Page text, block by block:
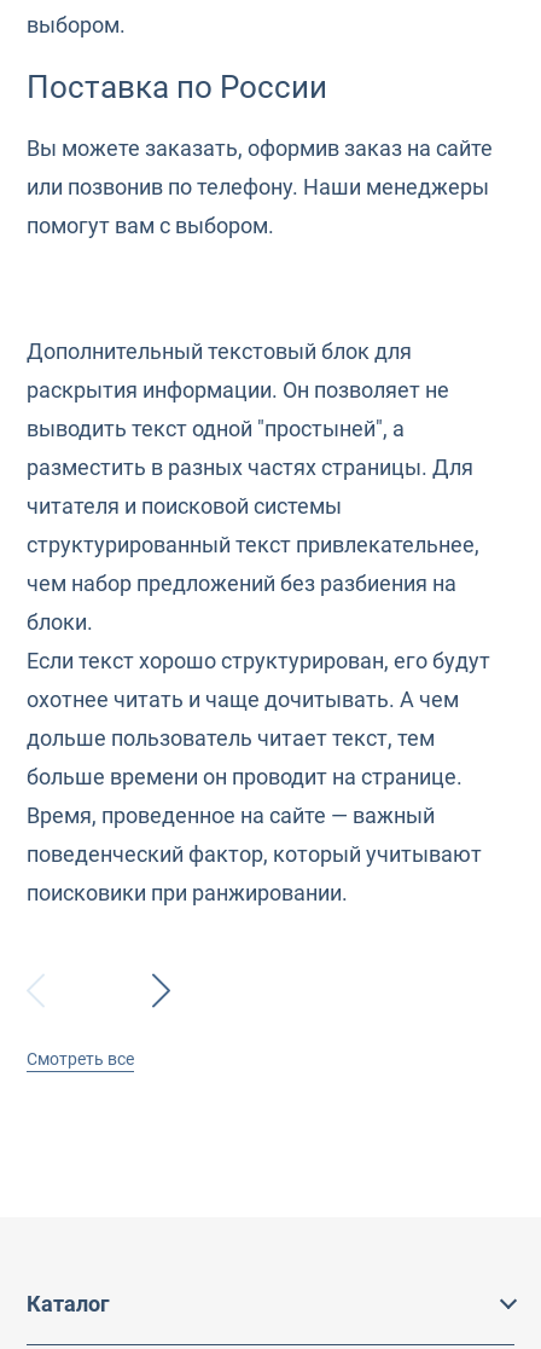
выбором.
Поставка по России
Вы можете заказать, оформив заказ на сайте
или позвонив по телефону. Наши менеджеры
помогут вам с выбором.
Дополнительный текстовый блок для
раскрытия информации. Он позволяет не
выводить текст одной "простыней", а
разместить в разных частях страницы. Для
читателя и поисковой системы
структурированный текст привлекательнее,
чем набор предложений без разбиения на
блоки.
Если текст хорошо структурирован, его будут
охотнее читать и чаще дочитывать. А чем
дольше пользователь читает текст, тем
больше времени он проводит на странице.
Время, проведенное на сайте — важный
поведенческий фактор, который учитывают
поисковики при ранжировании.
Смотреть все
Каталог